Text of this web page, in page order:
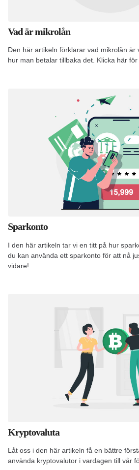
Vad är mikrolån
Den här artikeln förklarar vad mikrolån är
hur man betalar tillbaka det. Klicka här för
Sparkonto
I den här artikeln tar vi en titt på hur
du kan använda ett sparkonto för att nå
vidare!
Kryptovaluta
Låt oss i den här artikeln få en bättre
använda kryptovalutor i vardagen till vår